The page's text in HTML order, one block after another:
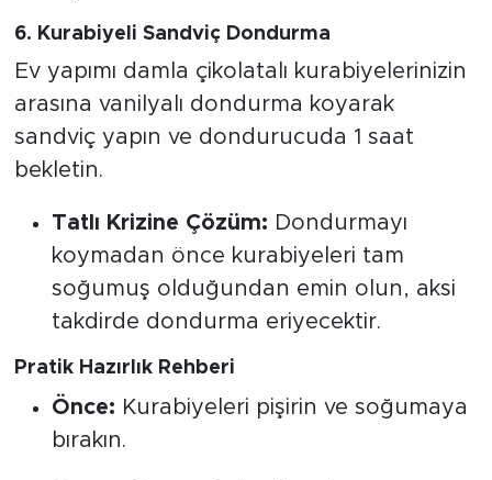
6. Kurabiyeli Sandviç Dondurma
Ev yapımı damla çikolatalı kurabiyelerinizin
arasına vanilyalı dondurma koyarak
sandviç yapın ve dondurucuda 1 saat
bekletin.
Tatlı Krizine Çözüm: Dondurmayı
koymadan önce kurabiyeleri tam
soğumuş olduğundan emin olun, aksi
takdirde dondurma eriyecektir.
Pratik Hazırlık Rehberi
Önce: Kurabiyeleri pişirin ve soğumaya
bırakın.